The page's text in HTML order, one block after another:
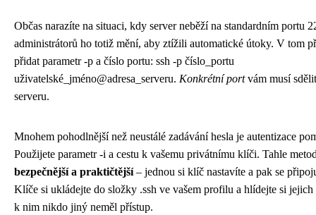
Občas narazíte na situaci, kdy server neběží na standardním portu
administrátorů ho totiž mění, aby ztížili automatické útoky. V tom
přidat parametr -p a číslo portu: ssh -p číslo_portu
uživatelské_jméno@adresa_serveru. Konkrétní portvám musí
serveru.
Mnohem pohodlnější než neustálé zadávání hesla je autentizace
Použijete parametr -i a cestu k vašemu privátnímu klíči. Tahle
bezpečnější a praktičtější– jednou si klíč nastavíte a pak se
Klíče si ukládejte do složky .ssh ve vašem profilu a hlídejte si
k nim nikdo jiný neměl přístup.